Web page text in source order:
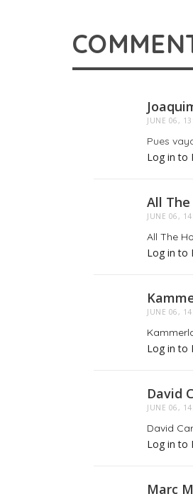
JUNE 06,
Pues
Log in to
All
JUNE 06,
All The
Log in to
JUNE 06,
Log in to
David
JUNE 06,
David
Log in to
Marc